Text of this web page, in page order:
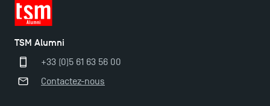
TSM Alumni
+33 (0)5 61 63 56 00
Contactez-nous